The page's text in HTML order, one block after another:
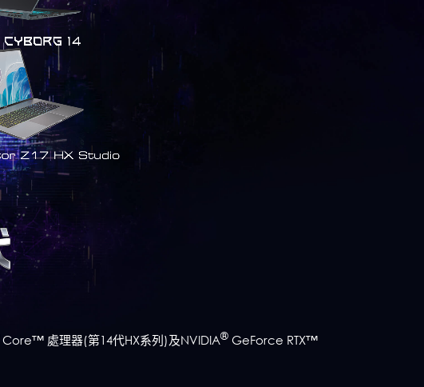
Core™ 處理器(第14代HX系列)及NVIDIA® GeForce RTX™